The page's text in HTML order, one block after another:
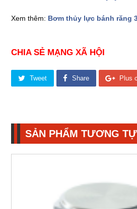
Xem thêm: Bơm thủy lực bánh răng
CHIA SẺ MẠNG XÃ HỘI
Tweet Share Plus
SẢN PHẨM TƯƠNG TỰ